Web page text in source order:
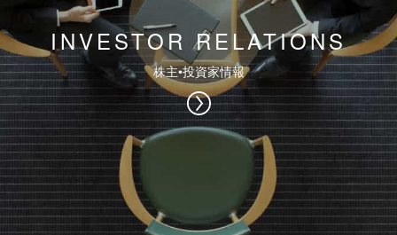
INVESTOR RELATIONS
株主•投資家情報